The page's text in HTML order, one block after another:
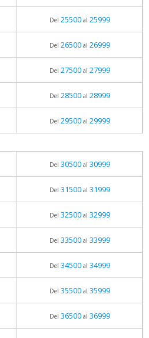
Del 25500al 25999
Del 26500al 26999
Del 27500al 27999
Del 28500al 28999
Del 29500al 29999
Del 30500al 30999
Del 31500al 31999
Del 32500al 32999
Del 33500al 33999
Del 34500al 34999
Del 35500al 35999
Del 36500al 36999